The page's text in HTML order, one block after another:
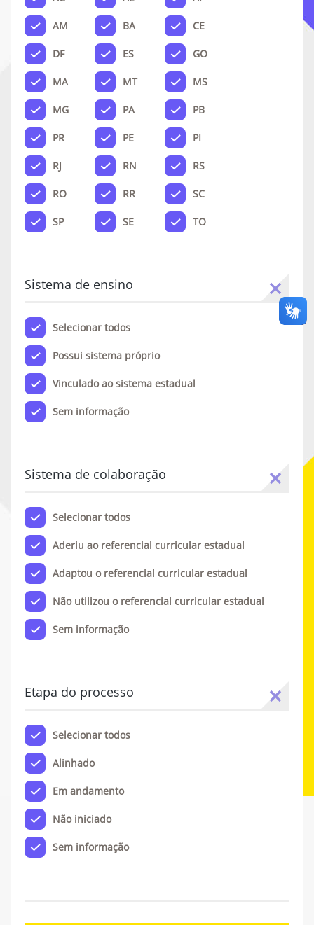
AM BA CE
DF ES GO
MA MT MS
MG PA PB
PR PE PI
RJ RN RS
RO RR SC
SP SE TO
Sistema de ensino
Selecionar todos
Possui sistema próprio
Vinculado ao sistema estadual
Sem informação
Sistema de colaboração
Selecionar todos
Aderiu ao referencial curricular estadual
Adaptou o referencial curricular estadual
Não utilizou o referencial curricular estadual
Sem informação
Etapa do processo
Selecionar todos
Alinhado
Em andamento
Não iniciado
Sem informação